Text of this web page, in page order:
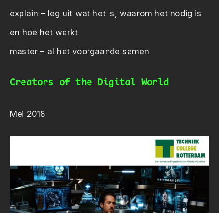
explain – leg uit wat het is, waarom het nodig is
en hoe het werkt
master – al het voorgaande samen
Creators of the Digital World
Mei 2018